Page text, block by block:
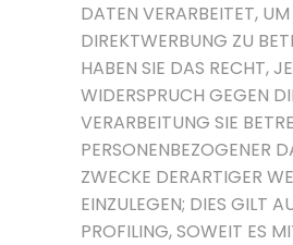
DATEN VERARBEITET, UM
DIREKTWERBUNG ZU
HABEN SIE DAS RECHT,
WIDERSPRUCH GEGEN
VERARBEITUNG SIE
PERSONENBEZOGENER
ZWECKE DERARTIGER
EINZULEGEN; DIES GILT
PROFILING, SOWEIT ES